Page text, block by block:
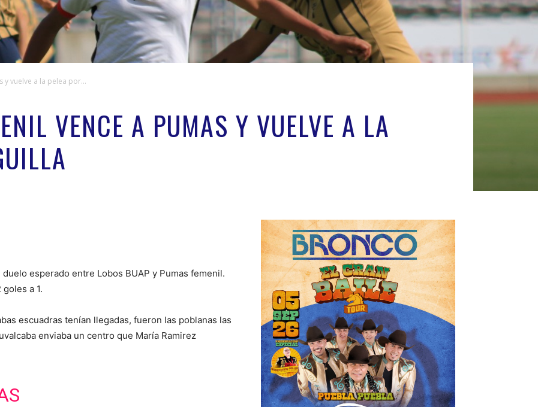
y vuelve a la pelea por...
VENCE A PUMAS Y VUELVE A LA
esperado entre Lobos BUAP y Pumas femenil.
a 1.
escuadras tenían llegadas, fueron las poblanas las
enviaba un centro que María Ramirez